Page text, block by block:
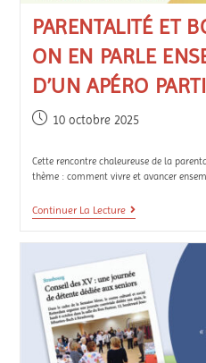
PARENTALITÉ ET
ON EN PARLE
D’UN APÉRO
10 octobre 2025
Cette rencontre chaleureuse de la
thème : comment vivre et avancer
Continuer La Lecture